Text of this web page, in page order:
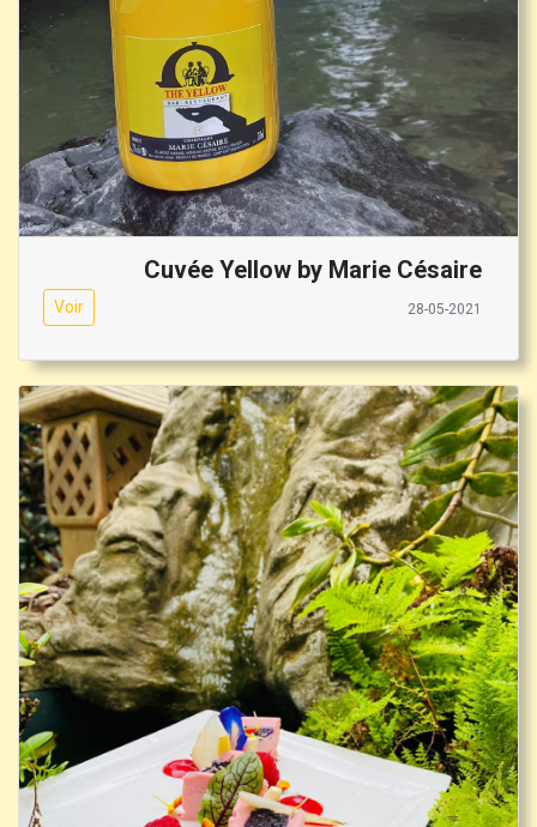
Cuvée Yellow by Marie Césaire
Voir 28-05-2021